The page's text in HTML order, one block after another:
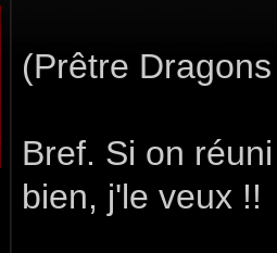
(Prêtre
Bref. Si on
bien, j'le veux !!